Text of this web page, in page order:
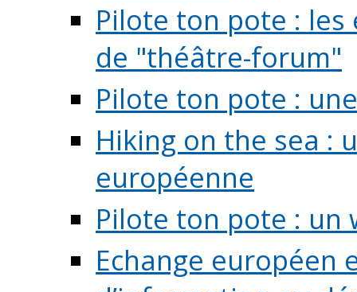
Pilote ton pote :
de "théâtre-forum"
Pilote ton pote :
Hiking on the sea :
européenne
Pilote ton pote : un
Echange européen